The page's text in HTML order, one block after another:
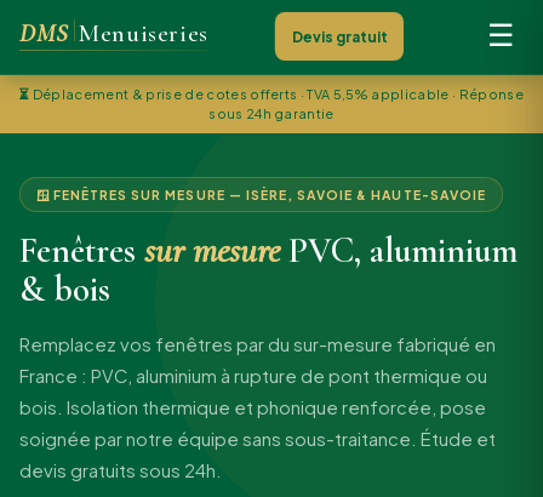
DMS Menuiseries Devis gratuit ☰
⏳ Déplacement & prise de cotes offerts · TVA 5,5% applicable · Réponse
sous 24h garantie
🪟 FENÊTRES SUR MESURE — ISÈRE, SAVOIE & HAUTE-SAVOIE
Fenêtres sur mesurePVC, aluminium
& bois
Remplacez vos fenêtres par du sur-mesure fabriqué en
France : PVC, aluminium à rupture de pont thermique ou
bois. Isolation thermique et phonique renforcée, pose
soignée par notre équipe sans sous-traitance. Étude et
devis gratuits sous 24h.